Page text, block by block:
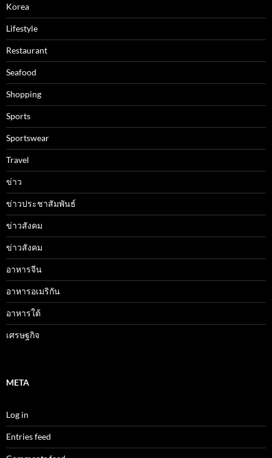
Korea
Lifestyle
Restaurant
Seafood
Shopping
Sports
Sportswear
Travel
ข่าว
ข่าวประชาสัมพันธ์
ข่าวสังคม
ข่าวสังคม
อาหารจีน
อาหารอเมริกัน
อาหารใต้
เศรษฐกิจ
META
Log in
Entries feed